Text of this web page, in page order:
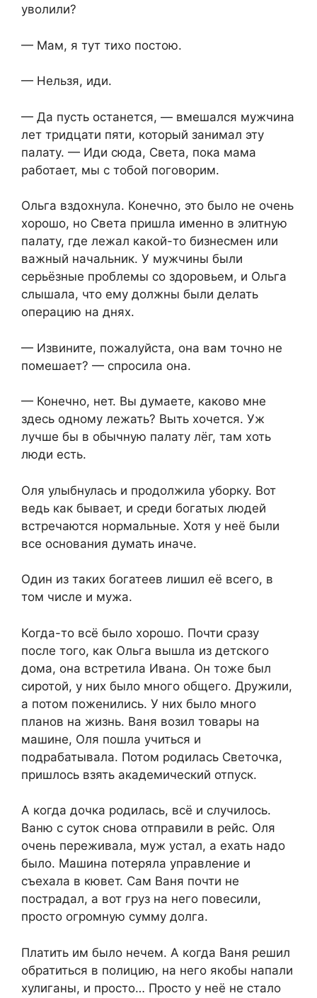
уволили?
— Мам, я тут тихо постою.
— Нельзя, иди.
— Да пусть останется, — вмешался мужчина
лет тридцати пяти, который занимал эту
палату. — Иди сюда, Света, пока мама
работает, мы с тобой поговорим.
Ольга вздохнула. Конечно, это было не очень
хорошо, но Света пришла именно в элитную
палату, где лежал какой-то бизнесмен или
важный начальник. У мужчины были
серьёзные проблемы со здоровьем, и Ольга
слышала, что ему должны были делать
операцию на днях.
— Извините, пожалуйста, она вам точно не
помешает? — спросила она.
— Конечно, нет. Вы думаете, каково мне
здесь одному лежать? Выть хочется. Уж
лучше бы в обычную палату лёг, там хоть
люди есть.
Оля улыбнулась и продолжила уборку. Вот
ведь как бывает, и среди богатых людей
встречаются нормальные. Хотя у неё были
все основания думать иначе.
Один из таких богатеев лишил её всего, в
том числе и мужа.
Когда-то всё было хорошо. Почти сразу
после того, как Ольга вышла из детского
дома, она встретила Ивана. Он тоже был
сиротой, у них было много общего. Дружили,
а потом поженились. У них было много
планов на жизнь. Ваня возил товары на
машине, Оля пошла учиться и
подрабатывала. Потом родилась Светочка,
пришлось взять академический отпуск.
А когда дочка родилась, всё и случилось.
Ваню с суток снова отправили в рейс. Оля
очень переживала, муж устал, а ехать надо
было. Машина потеряла управление и
съехала в кювет. Сам Ваня почти не
пострадал, а вот груз на него повесили,
просто огромную сумму долга.
Платить им было нечем. А когда Ваня решил
обратиться в полицию, на него якобы напали
хулиганы, и просто… Просто у неё не стало